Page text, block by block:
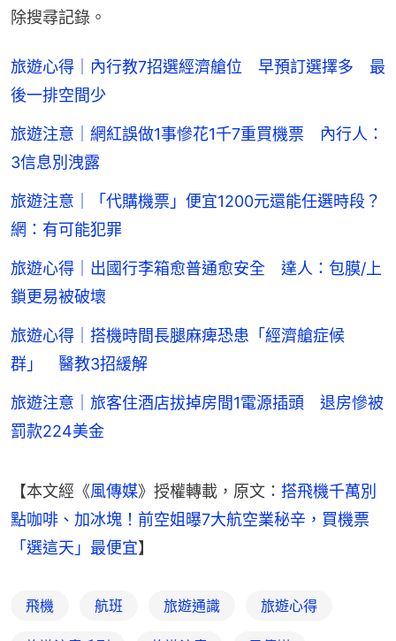
除搜尋記錄。
旅遊心得｜內行教7招選經濟艙位 早預訂選擇多 最
後一排空間少
旅遊注意｜網紅誤做1事慘花1千7重買機票 內行人：
3信息別洩露
旅遊注意｜「代購機票」便宜1200元還能任選時段？
網：有可能犯罪
旅遊心得｜出國行李箱愈普通愈安全 達人：包膜/上
鎖更易被破壞
旅遊心得｜搭機時間長腿麻痺恐患「經濟艙症候
群」 醫教3招緩解
旅遊注意｜旅客住酒店拔掉房間1電源插頭 退房慘被
罰款224美金
【本文經《風傳媒》授權轉載，原文： 搭飛機千萬別
點咖啡、加冰塊！前空姐曝7大航空業秘辛，買機票
「選這天」最便宜】
飛機 航班 旅遊通識 旅遊心得